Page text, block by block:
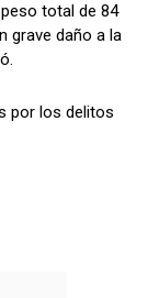
total de 84
grave daño a la
por los delitos